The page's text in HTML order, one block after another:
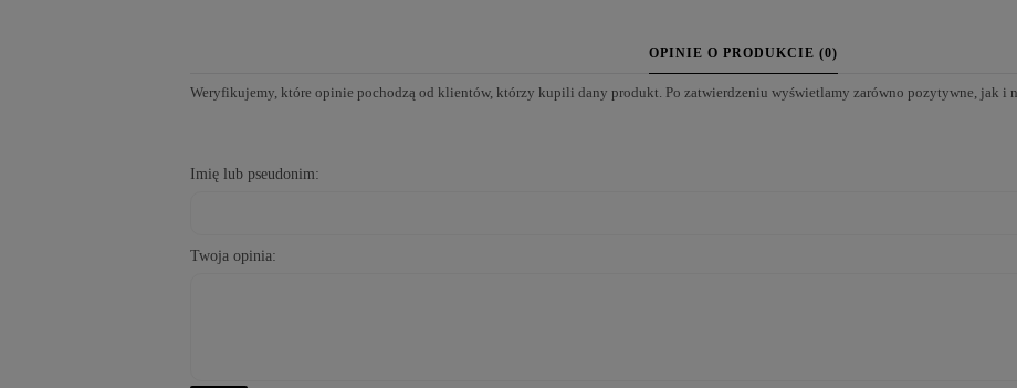
OPINIE O PRODUKCIE (0)
Weryfikujemy, które opinie pochodzą od klientów, którzy kupili dany produkt. Po zatwierdzeniu wyświetlamy zarówno pozytywne, jak i
Imię lub pseudonim:
Twoja opinia: